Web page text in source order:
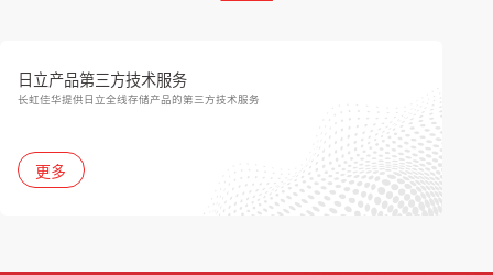
日立产品第三方技术服务
长虹佳华提供日立全线存储产品的第三方技术服务
更多